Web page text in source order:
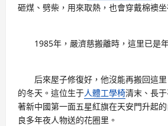
砸煤、劈柴，用來取熱，也會穿戴棉襖
1985年，嚴濟慈搬離時，這里已是年
后來屋子修復好，他沒能再搬回這里
的冬天。這位生于人體工學椅清末、長
著新中國第一面五星紅旗在天安門升起
良多年夜人物送的花圈里。